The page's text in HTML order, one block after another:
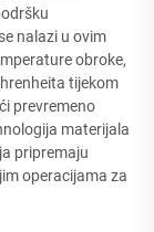
nalazi u ovim
obroke,
tijekom
prevremeno
materijala
pripremaju
operacijama za